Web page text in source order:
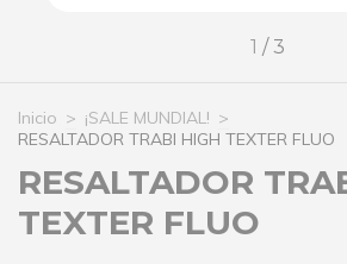
1 /3
Inicio > ¡SALE MUNDIAL! >
RESALTADOR TRABI HIGH TEXTER FLUO
RESALTADOR
TEXTER FLUO